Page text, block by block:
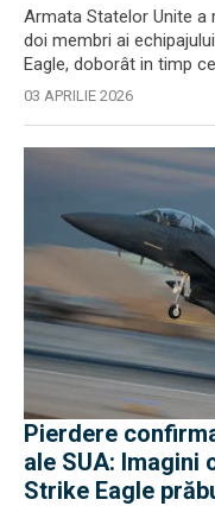
Armata Statelor Unite a
doi membri ai
Eagle, doborât in timp
03 APRILIE 2026
Pierdere
ale SUA: Imagini
Strike Eagle